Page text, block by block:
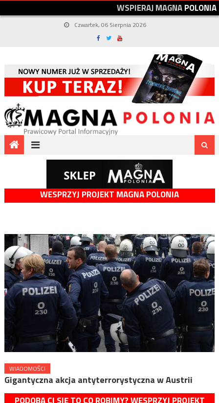
WSPIERAJMAGNAPOLONIA
Czwartek, 06 Sierpnia 2026
WESPRZYJ PROJEKT MAGNA POLONIA
WIADOMOŚCI
Gigantyczna akcja antyterrorystyczna w Austrii